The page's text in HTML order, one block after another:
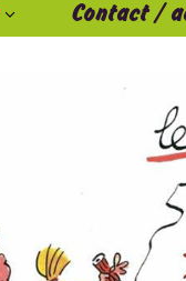
Contact /